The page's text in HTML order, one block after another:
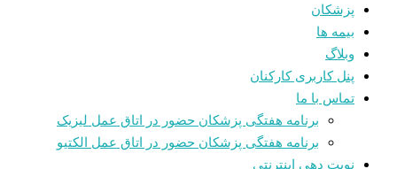
پزشکان
بیمه ها
وبلاگ
پنل کاربری کارکنان
تماس با ما
برنامه هفتگی پزشکان حضور در اتاق عمل لیزیک
برنامه هفتگی پزشکان حضور در اتاق عمل الکتیو
نوبت دهی اینترنتی